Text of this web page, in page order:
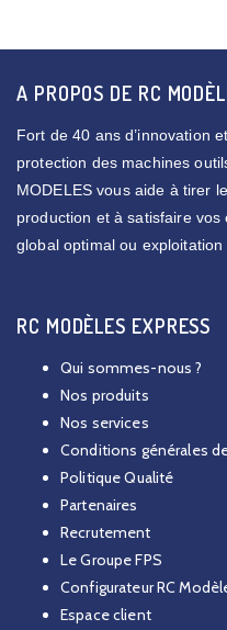
A PROPOS DE RC
Fort de 40 ans d’innovation
protection des machines
MODELES vous aide à tirer
production et à satisfaire
global optimal ou exploitation
RC MODÈLES EXPRESS
Qui sommes-nous ?
Nos produits
Nos services
Conditions générales
Politique Qualité
Partenaires
Recrutement
Le Groupe FPS
Configurateur RC
Espace client